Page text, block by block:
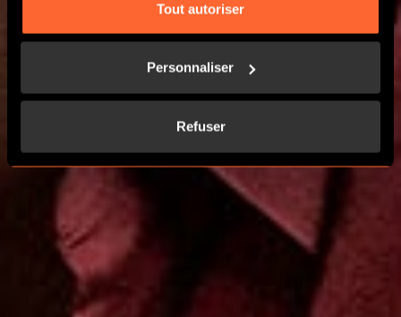
Tout autoriser
Personnaliser
Refuser
EN SAVOIR PLUS